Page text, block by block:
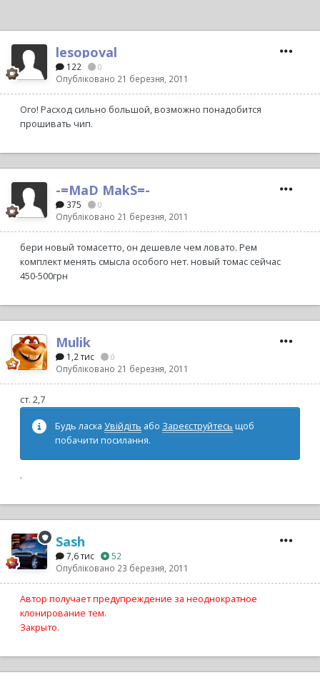
lesopoval
122 0
Опубліковано 21 березня, 2011
Ого! Расход сильно большой, возможно понадобится
прошивать чип.
-=MaD MakS=-
375 0
Опубліковано 21 березня, 2011
бери новый томасетто, он дешевле чем ловато. Рем
комплект менять смысла особого нет. новый томас сейчас
450-500грн
Mulik
1,2 тис 0
Опубліковано 21 березня, 2011
ст. 2,7
Будь ласка Увійдіть або Зареєструйтесь щоб
побачити посилання.
.
Sash
7,6 тис
52
Опубліковано 23 березня, 2011
Автор получает предупреждение за неоднократное
клонирование тем.
Закрыто.